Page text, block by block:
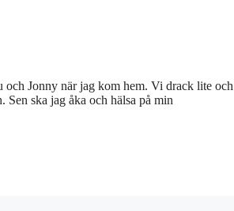
och Jonny när jag kom hem. Vi drack lite och
Sen ska jag åka och hälsa på min